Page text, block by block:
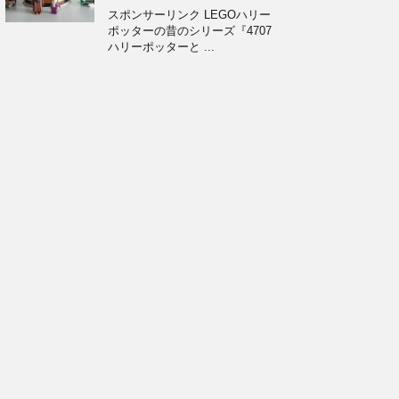
スポンサーリンク LEGOハリー
ポッターの昔のシリーズ『4707
ハリーポッターと ...